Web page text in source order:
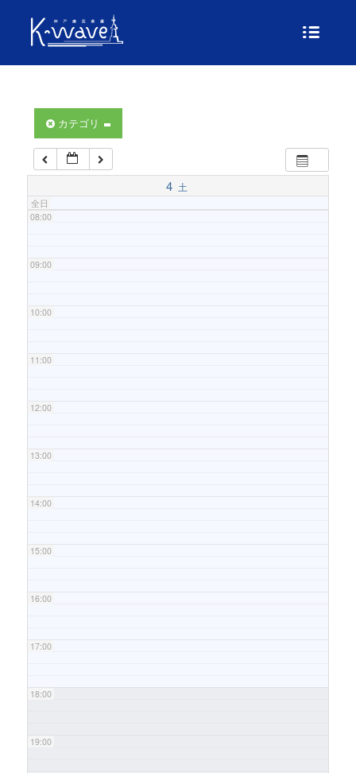
カテゴリ
4 土
全日
04:00
06:00
07:00
08:00
09:00
10:00
11:00
12:00
13:00
14:00
15:00
16:00
17:00
18:00
19:00